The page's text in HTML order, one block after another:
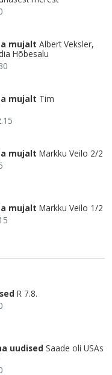
mujalt Albert Veksler,
Hõbesalu
mujalt Tim
mujalt Markku Veilo 2/2
mujalt Markku Veilo 1/2
R 7.8.
uudised Saade oli USAs